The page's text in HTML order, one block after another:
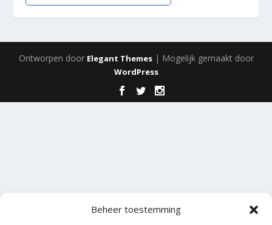
Beheer toestemming
Ontworpen door Elegant Themes| Mogelijk gemaakt door
WordPress